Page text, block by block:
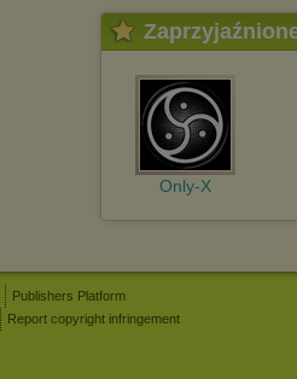
Only-X
Publishers Platform
Report copyright infringement